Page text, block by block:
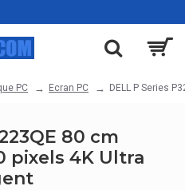
PC Ecran PC DELL P Series
80 cm
pixels 4K Ultra